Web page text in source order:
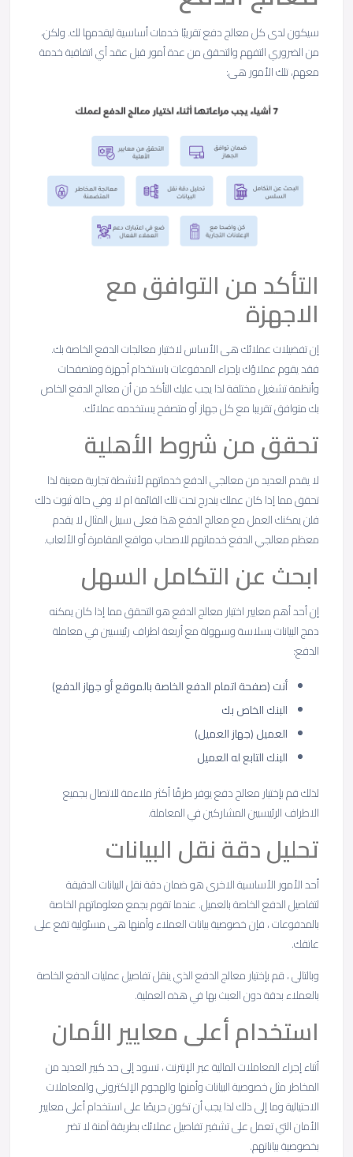
سيكون لدى كل معالج دفع تقريبًا خدمات أساسية ليقدمها لك. ولكن،
من الضروري التفهم والتحقق من عدة أمور قبل عقد أي اتفاقية خدمة
معهم، تلك الأمور هى:
التأكد من التوافق مع
الاجهزة
إن تفضيلات عملائك هى الأساس لاختيار معالجات الدفع الخاصة بك.
فقد يقوم عملاؤك بإجراء المدفوعات باستخدام أجهزة ومتصفحات
وأنظمة تشغيل مختلفة لذا يجب عليك التأكد من أن معالج الدفع الخاص
بك متوافق تقريبا مع كل جهاز أو متصفح يستخدمه عملائك.
تحقق من شروط الأهلية
لا يقدم العديد من معالجي الدفع خدماتهم لأنشطة تجارية معينة لذا
تحقق مما إذا كان عملك يندرج تحت تلك القائمة ام لا وفي حالة ثبوت ذلك
فلن يمكنك العمل مع معالج الدفع هذا فعلى سبيل المثال لا يقدم
معظم معالجي الدفع خدماتهم للاصحاب مواقع المقامرة أو الألعاب.
ابحث عن التكامل السهل
إن أحد أهم معايير اختيار معالج الدفع هو التحقق مما إذا كان يمكنه
دمج البيانات بسلاسة وسهولة مع أربعة اطراف رئيسيين في معاملة
الدفع:
أنت (صفحة اتمام الدفع الخاصة بالموقع أو جهاز الدفع)
البنك الخاص بك
العميل (جهاز العميل)
البنك التابع له العميل
لذلك قم بإختيار معالج دفع يوفر طرقًا أكثر ملاءمة للاتصال بجميع
الاطراف الرئيسيين المشاركين في المعاملة.
تحليل دقة نقل البيانات
أحد الأمور الأساسية الاخرى هو ضمان دقة نقل البيانات الدقيقة
لتفاصيل الدفع الخاصة بالعميل. عندما تقوم بجمع معلوماتهم الخاصة
بالمدفوعات ، فإن خصوصية بيانات العملاء وأمنها هى مسئولية تقع على
عاتقك.
وبالتالي ، قم بإختيار معالج الدفع الذي ينقل تفاصيل عمليات الدفع الخاصة
بالعملاء بدقة دون العبث بها في هذه العملية.
استخدام أعلى معايير الأمان
أثناء إجراء المعاملات المالية عبر الإنترنت ، تسود إلى حد كبير العديد من
المخاطر مثل خصوصية البيانات وأمنها والهجوم الإلكتروني والمعاملات
الاحتيالية وما إلى ذلك لذا يجب أن تكون حريصًا على استخدام أعلى معايير
الأمان التي تعمل على تشفير تفاصيل عملائك بطريقة آمنة لا تضر
بخصوصية بياناتهم.